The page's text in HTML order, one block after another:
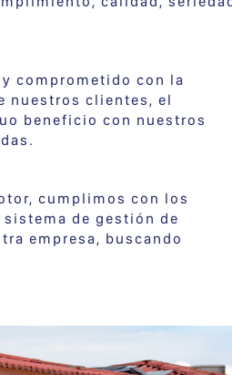
comprometido con la
nuestros clientes, el
beneficio con nuestros
cumplimos con los
de gestión de
empresa, buscando